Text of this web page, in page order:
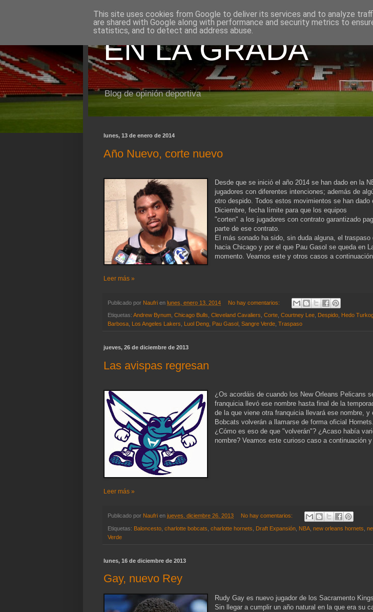
EN LA GRADA
Blog de opinión deportiva
lunes, 13 de enero de 2014
Año Nuevo, corte nuevo
Desde que se inició el año 2014 se han dado en la
jugadores con diferentes intenciones; además de
otro despido. Todos estos movimientos se han dado
Diciembre, fecha límite para que los equipos
"corten" a los jugadores con contrato garantizado
parte de ese contrato.
El más sonado ha sido, sin duda alguna, el traspaso
hacia Chicago y por el que Pau Gasol se queda en
momento. Veamos este y otros casos a
Leer más »
Publicado por Naufri en lunes, enero 13, 2014 No hay comentarios:
Etiquetas: Andrew Bynum Chicago Bulls Cleveland Cavaliers Corte Courtney Lee Despido Hedo
Barbosa
Los Angeles Lakers Luol Deng Pau Gasol Sangre Verde Traspaso
jueves, 26 de diciembre de 2013
Las avispas regresan
¿Os acordáis de cuando los New Orleans Pelicans
franquicia llevó ese nombre hasta final de la
de la que viene otra franquicia llevará ese nombre, y
Bobcats volverán a llamarse de forma oficial Hornets.
¿Cómo es eso de que "volverán"? ¿Acaso había
nombre? Veamos este curioso caso a continuación
Leer más »
Publicado por Naufri en jueves, diciembre 26, 2013 No hay comentarios:
Etiquetas: Baloncesto charlotte bobcats charlotte hornets Draft Expansión NBA new orleans hornets
Verde
lunes, 16 de diciembre de 2013
Gay, nuevo Rey
Rudy Gay es nuevo jugador de los Sacramento
Sin llegar a cumplir un año natural en la que era su
This site uses cookies from Google to deliver its services and to analyze
are shared with Google along with performance and security metrics to
statistics, and to detect and address abuse.